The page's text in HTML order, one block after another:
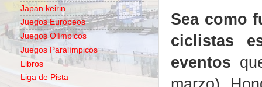
Sea como
ciclistas
eventos
Japan keirin
Juegos Europeos
Juegos Olímpicos
Juegos Paralímpicos
Libros
Liga de Pista